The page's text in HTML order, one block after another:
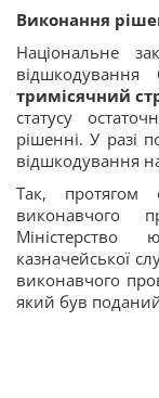
Виконання
Національне
відшкодування
тримісячний
статусу
рішенні. У разі
відшкодування
Так, протягом
виконавчого
казначейської
виконавчого
який був